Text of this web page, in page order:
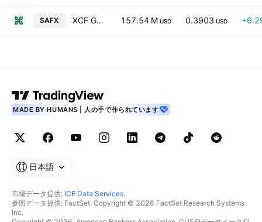
SAFX XCF Global, Inc. Class A 157.54 M USD 0.3903 USD
MADE BY HUMANS | 人の手で作られています
日本語
市場データ提供: ICE Data Services.
参照データ提供: FactSet. Copyright © 2026 FactSet Research Systems
Inc.